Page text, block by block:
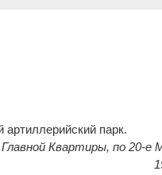
парк.
Квартиры, по 20-е